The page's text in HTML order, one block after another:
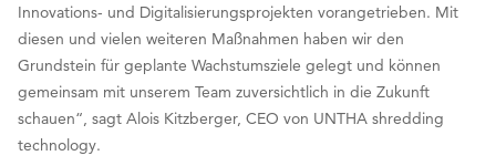
Innovations- und Digitalisierungsprojekten vorangetrieben. Mit
diesen und vielen weiteren Maßnahmen haben wir den
Grundstein für geplante Wachstumsziele gelegt und können
gemeinsam mit unserem Team zuversichtlich in die Zukunft
schauen“, sagt Alois Kitzberger, CEO von UNTHA shredding
technology.